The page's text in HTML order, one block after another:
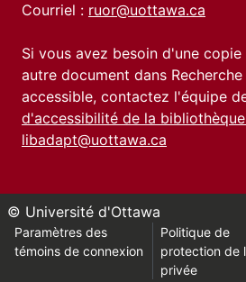
Courriel : ruor@uottawa.ca
Si vous avez besoin d'une
autre document dans
accessible, contactez l'équipe
d'accessibilité de la bibliothèque
libadapt@uottawa.ca
© Université d'Ottawa
Paramètres des
témoins de connexion
Politique de
protection de
privée